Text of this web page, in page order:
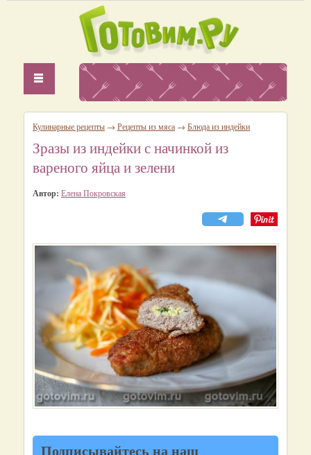
Кулинарные рецепты → Рецепты из мяса → Блюда из индейки
Зразы из индейки с начинкой из
вареного яйца и зелени
Автор: Елена Покровская
Подписывайтесь на наш